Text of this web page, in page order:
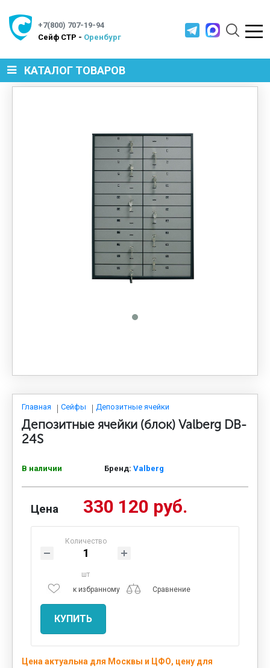
+7(800) 707-19-94
Cейф СТР - Оренбург
КАТАЛОГ ТОВАРОВ
МЕТАЛЛИЧЕСКАЯ МЕБЕЛЬ
МЕТАЛЛИЧЕСКИЕ СТЕЛЛАЖИ
ПРОИЗВОДСТВЕННАЯ МЕБЕЛЬ
МЕДИЦИНСКАЯ МЕБЕЛЬ
СИСТЕМЫ ХРАНЕНИЯ
МЕБЕЛЬ ДЛЯ ДОМА
СТАЛЬНЫЕ ДВЕРИ
Главная Сейфы Депозитные ячейки
Депозитные ячейки (блок) Valberg DB-
24S
В наличии Бренд: Valberg
Цена 330 120 руб.
Количество
шт
к избранному
Сравнение
КУПИТЬ
Цена актуальна для Москвы и ЦФО, цену для